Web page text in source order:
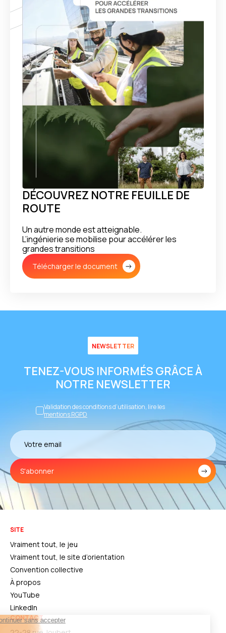
DÉCOUVREZ NOTRE FEUILLE DE
ROUTE
Un autre monde est atteignable.
L’ingénierie se mobilise pour accélérer les
grandes transitions
Télécharger le document
NEWSLETTER
TENEZ-VOUS INFORMÉS GRÂCE À
NOTRE NEWSLETTER
Validation des conditions d’utilisation, lire les
mentions RGPD
S'abonner
SITE
Vraiment tout, le jeu
Vraiment tout, le site d’orientation
Convention collective
À propos
YouTube
LinkedIn
CONTACT